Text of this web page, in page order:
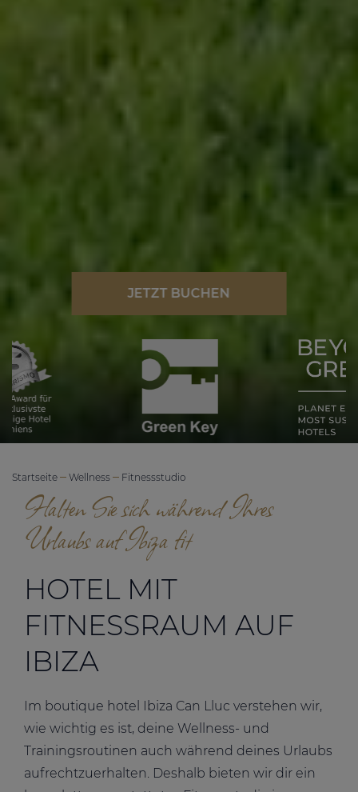
JETZT BUCHEN
Startseite Wellness Fitnessstudio
Halten Sie sich während Ihres
Urlaubs auf Ibiza fit
HOTEL MIT
FITNESSRAUM AUF
IBIZA
Im boutique hotel Ibiza Can Lluc verstehen wir,
wie wichtig es ist, deine Wellness- und
Trainingsroutinen auch während deines Urlaubs
aufrechtzuerhalten. Deshalb bieten wir dir ein